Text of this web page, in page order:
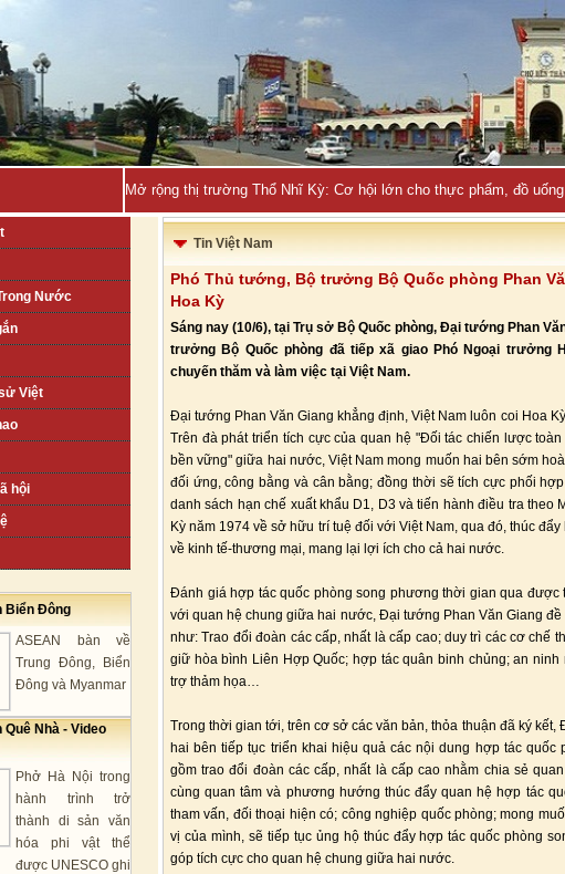
Quảng Ninh sẽ đăng _
Nước
Việt
hội
Đông
ASEAN bàn về
Trung Đông, Biển
Đông và Myanmar
Nhà - Video
Phở Hà Nội trong
hành trình trở
thành di sản văn
hóa phi vật thể
được UNESCO ghi
Tin Việt Nam
Phó Thủ tướng, Bộ trưởng Bộ Quốc phòng Phan
Hoa Kỳ
Sáng nay (10/6), tại Trụ sở Bộ Quốc phòng, Đại tướng Phan
trưởng Bộ Quốc phòng đã tiếp xã giao Phó Ngoại trưởng
chuyến thăm và làm việc tại Việt Nam.
Đại tướng Phan Văn Giang khẳng định, Việt Nam luôn coi Hoa
Trên đà phát triển tích cực của quan hệ "Đối tác chiến lược
bền vững" giữa hai nước, Việt Nam mong muốn hai bên sớm
đối ứng, công bằng và cân bằng; đồng thời sẽ tích cực phối
danh sách hạn chế xuất khẩu D1, D3 và tiến hành điều tra theo
Kỳ năm 1974 về sở hữu trí tuệ đối với Việt Nam, qua đó, thúc
về kinh tế-thương mại, mang lại lợi ích cho cả hai nước.
Đánh giá hợp tác quốc phòng song phương thời gian qua được
với quan hệ chung giữa hai nước, Đại tướng Phan Văn Giang
như: Trao đổi đoàn các cấp, nhất là cấp cao; duy trì các cơ chế
giữ hòa bình Liên Hợp Quốc; hợp tác quân binh chủng; an
trợ thảm họa…
Trong thời gian tới, trên cơ sở các văn bản, thỏa thuận đã ký
hai bên tiếp tục triển khai hiệu quả các nội dung hợp tác quốc
gồm trao đổi đoàn các cấp, nhất là cấp cao nhằm chia sẻ
cùng quan tâm và phương hướng thúc đẩy quan hệ hợp tác
tham vấn, đối thoại hiện có; công nghiệp quốc phòng; mong
vị của mình, sẽ tiếp tục ủng hộ thúc đẩy hợp tác quốc phòng
góp tích cực cho quan hệ chung giữa hai nước.